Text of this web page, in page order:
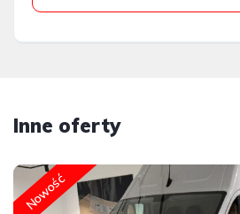
Inne oferty
Nowość